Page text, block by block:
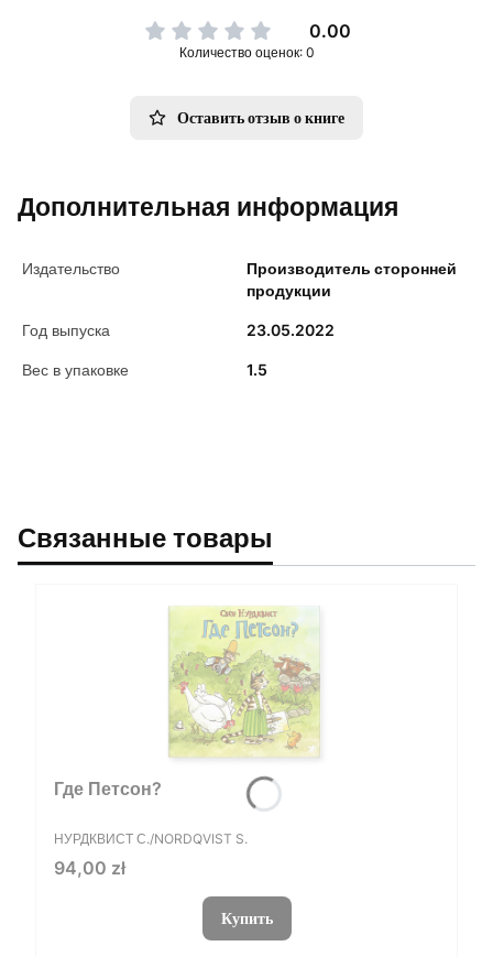
0.00
Количество оценок: 0
Оставить отзыв о книге
Дополнительная информация
Издательство
Производитель сторонней
продукции
Год выпуска 23.05.2022
Вес в упаковке 1.5
Связанные товары
Где Петсон?
ПРОИЗВОДИТЕЛЬ
НУРДКВИСТ С./NORDQVIST S.
Цена
94,00 zł
Купить